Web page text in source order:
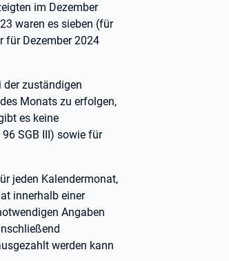
im Dezember
waren es sieben (für
für Dezember 2024
der zuständigen
Monats zu erfolgen,
es keine
SGB III) sowie für
jeden Kalendermonat,
innerhalb einer
Angaben
werden kann